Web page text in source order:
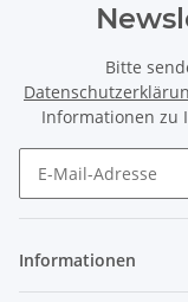
Bitte
Informationen zu
Informationen